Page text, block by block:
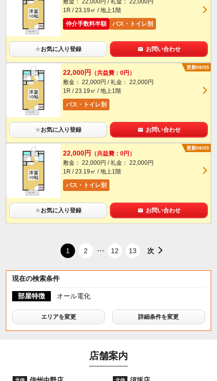
敷金： 22,000円 / 礼金： 22,000円
1R / 23.19㎡ / 地上1階
仲介手数料半額
バス・トイレ別
★お気に入り登録 お問い合わせ
更新08/05
22,000円
（共益費：0円）
敷金： 22,000円 / 礼金： 22,000円
1R / 23.19㎡ / 地上1階
バス・トイレ別
★お気に入り登録 お問い合わせ
更新08/05
22,000円
（共益費：0円）
敷金： 22,000円 / 礼金： 22,000円
1R / 23.19㎡ / 地上1階
バス・トイレ別
★お気に入り登録 お問い合わせ
1 2 ... 12 13 次
現在の検索条件
部屋特徴 オール電化
エリアを変更 詳細条件を変更
店舗案内